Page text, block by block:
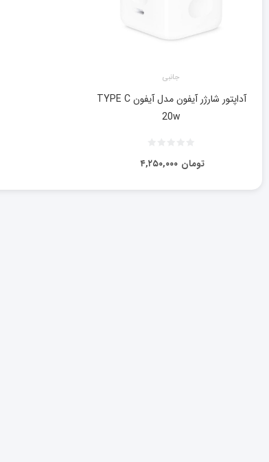
جانبی
آداپتور شارژر آیفون مدل آیفون TYPE C
20w
۴,۲۵۰,۰۰۰ تومان